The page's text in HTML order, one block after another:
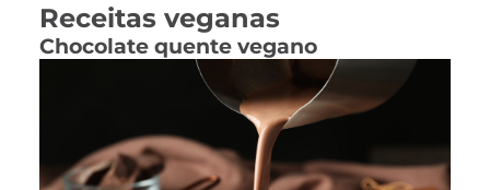
Receitas veganas
Chocolate quente vegano